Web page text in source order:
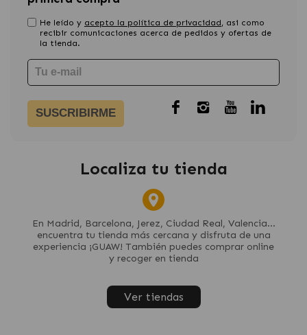
He leído y acepto la política de privacidad, asi como
recibir comunicaciones acerca de pedidos y ofertas de
la tienda.
SUSCRIBIRME
Localiza tu tienda
En Madrid, Barcelona, Jerez, Ciudad Real, Valencia...
encuentra tu tienda más cercana y disfruta de una
experiencia ¡GUAW! También puedes comprar online
y recoger en tienda
Ver tiendas